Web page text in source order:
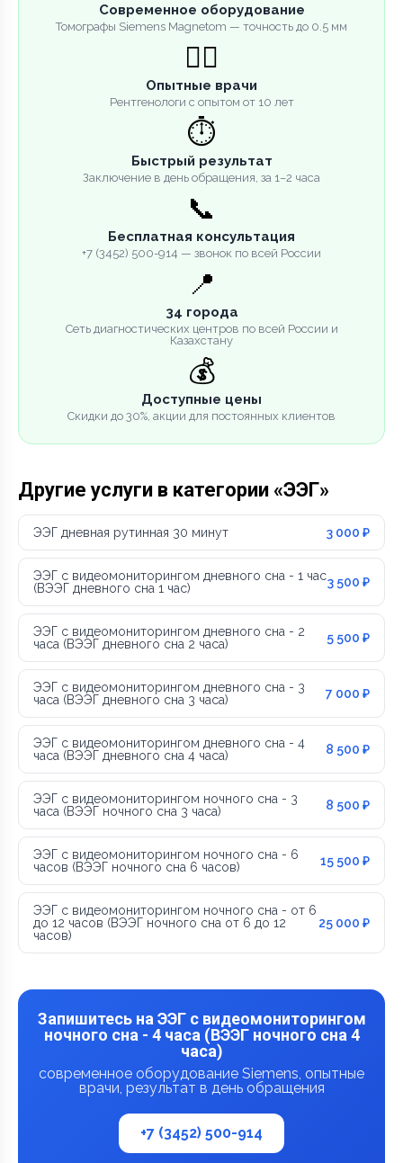
Современное оборудование
Томографы Siemens Magnetom — точность до 0.5 мм
👨‍⚕️
Опытные врачи
Рентгенологи с опытом от 10 лет
⏱️
Быстрый результат
Заключение в день обращения, за 1–2 часа
📞
Бесплатная консультация
+7 (3452) 500-914 — звонок по всей России
📍
34 города
Сеть диагностических центров по всей России и
Казахстану
💰
Доступные цены
Скидки до 30%, акции для постоянных клиентов
Другие услуги в категории «ЭЭГ»
ЭЭГ дневная рутинная 30 минут 3 000 ₽
ЭЭГ с видеомониторингом дневного сна - 1 час
(ВЭЭГ дневного сна 1 час)
3 500 ₽
ЭЭГ с видеомониторингом дневного сна - 2
часа (ВЭЭГ дневного сна 2 часа)
5 500 ₽
ЭЭГ с видеомониторингом дневного сна - 3
часа (ВЭЭГ дневного сна 3 часа)
7 000 ₽
ЭЭГ с видеомониторингом дневного сна - 4
часа (ВЭЭГ дневного сна 4 часа)
8 500 ₽
ЭЭГ с видеомониторингом ночного сна - 3
часа (ВЭЭГ ночного сна 3 часа)
8 500 ₽
ЭЭГ с видеомониторингом ночного сна - 6
часов (ВЭЭГ ночного сна 6 часов)
15 500 ₽
ЭЭГ с видеомониторингом ночного сна - от 6
до 12 часов (ВЭЭГ ночного сна от 6 до 12
часов)
25 000 ₽
Запишитесь на ЭЭГ с видеомониторингом
ночного сна - 4 часа (ВЭЭГ ночного сна 4
часа)
современное оборудование Siemens, опытные
врачи, результат в день обращения
+7 (3452) 500-914